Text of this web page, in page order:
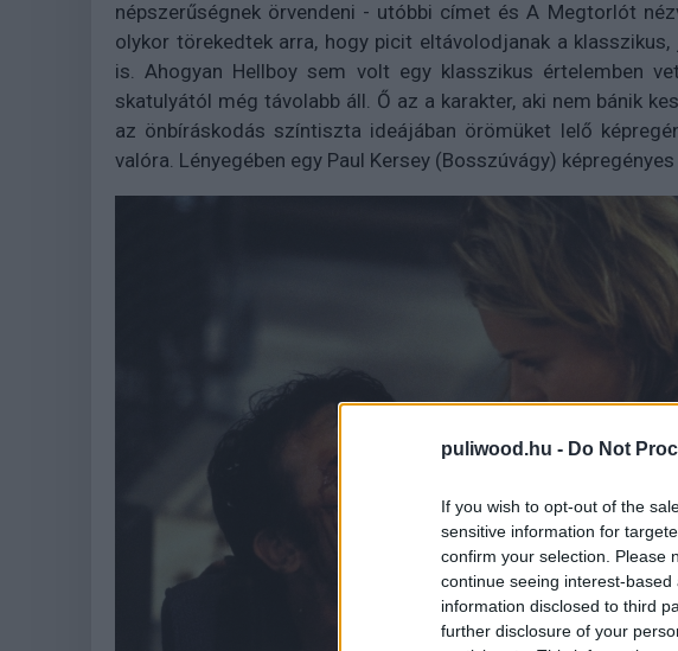
puliwood.hu - Do Not
If you wish to opt-out of the
sensitive information for
confirm your selection. Please
continue seeing interest-
information disclosed to third
further disclosure of your
népszerűségnek örvendeni - utóbbi címet és A Megtorlót
olykor törekedtek arra, hogy picit eltávolodjanak a
is. Ahogyan Hellboy sem volt egy klasszikus értelemben
skatulyától még távolabb áll. Ő az a karakter, aki nem bánik
az önbíráskodás színtiszta ideájában örömüket lelő
valóra. Lényegében egy Paul Kersey (Bosszúvágy)